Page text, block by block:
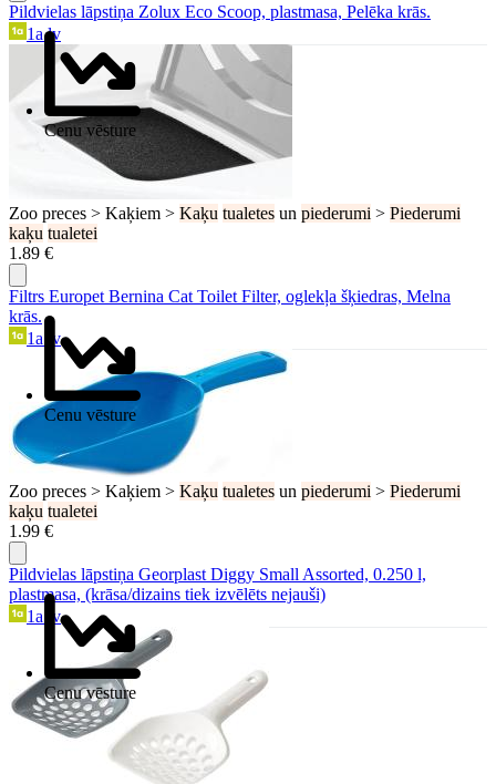
Cenu vēsture
Pildvielas lāpstiņa Zolux Eco Scoop, plastmasa, Pelēka krās.
1a.lv
Zoo preces > Kaķiem > Kaķu tualetes un piederumi > Piederumi
kaķu tualetei
1.89 €
Cenu vēsture
Filtrs Europet Bernina Cat Toilet Filter, oglekļa šķiedras, Melna
krās.
1a.lv
Zoo preces > Kaķiem > Kaķu tualetes un piederumi > Piederumi
kaķu tualetei
1.99 €
Cenu vēsture
Pildvielas lāpstiņa Georplast Diggy Small Assorted, 0.250 l,
plastmasa, (krāsa/dizains tiek izvēlēts nejauši)
1a.lv